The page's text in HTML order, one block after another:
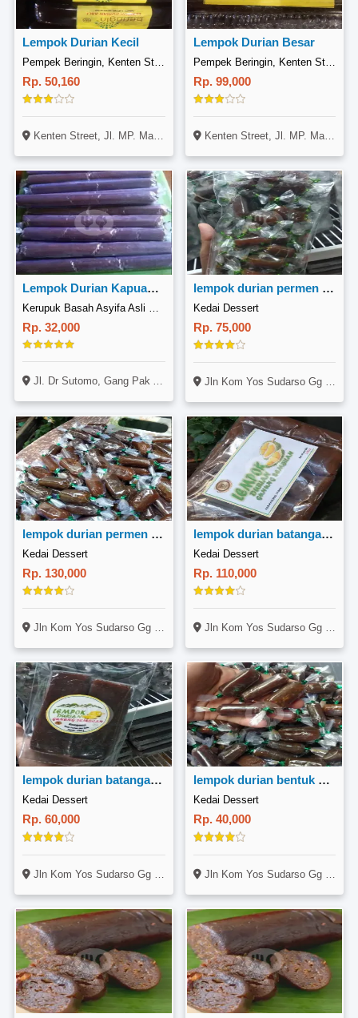
Lempok Durian Kecil
Rp. 50,160
Kenten Street, Jl. MP. Mangkunegara No. 77, Suka Maju, Ilir Timur 2, Palembang
Lempok Durian Besar
Pempek Beringin, Kenten Street
Rp. 99,000
Kenten Street, Jl. MP. Mangkunegara No. 77, Suka Maju, Ilir Timur 2, Palembang
Lempok Durian Kapuas Hulu 250gram
Rp. 32,000
Jl. Dr Sutomo, Gang Pak Abu No. 8, Pontianak Kota, Pontianak
lempok durian permen 500gr
Kedai Dessert
Rp. 75,000
Jln Kom Yos Sudarso Gg Tebu Ceria No 39, Mentok Gang Belok Kanan Dikit, Ketemu Masjid Dan Pos Atap Biru(ada Gang Kecil Masuk Aja, Rumah Ke6 Dari Masjid)
lempok durian permen 1000gr
Kedai Dessert
Rp. 130,000
Jln Kom Yos Sudarso Gg Tebu Ceria No 39, Mentok Gang Belok Kanan Dikit, Ketemu Masjid Dan Pos Atap Biru(ada Gang Kecil Masuk Aja, Rumah Ke6 Dari Masjid)
lempok durian batangan 1000gr
Kedai Dessert
Rp. 110,000
Jln Kom Yos Sudarso Gg Tebu Ceria No 39, Mentok Gang Belok Kanan Dikit, Ketemu Masjid Dan Pos Atap Biru(ada Gang Kecil Masuk Aja, Rumah Ke6 Dari Masjid)
lempok durian batangan 500gram
Kedai Dessert
Rp. 60,000
Jln Kom Yos Sudarso Gg Tebu Ceria No 39, Mentok Gang Belok Kanan Dikit, Ketemu Masjid Dan Pos Atap Biru(ada Gang Kecil Masuk Aja, Rumah Ke6 Dari Masjid)
lempok durian bentuk permen 250gr
Kedai Dessert
Rp. 40,000
Jln Kom Yos Sudarso Gg Tebu Ceria No 39, Mentok Gang Belok Kanan Dikit, Ketemu Masjid Dan Pos Atap Biru(ada Gang Kecil Masuk Aja, Rumah Ke6 Dari Masjid)